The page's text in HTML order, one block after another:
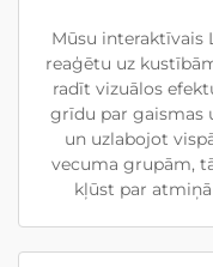
Mūsu interaktīvais
reaģētu uz
radīt vizuālos
grīdu par gaismas
un uzlabojot
vecuma grupām,
kļūst par